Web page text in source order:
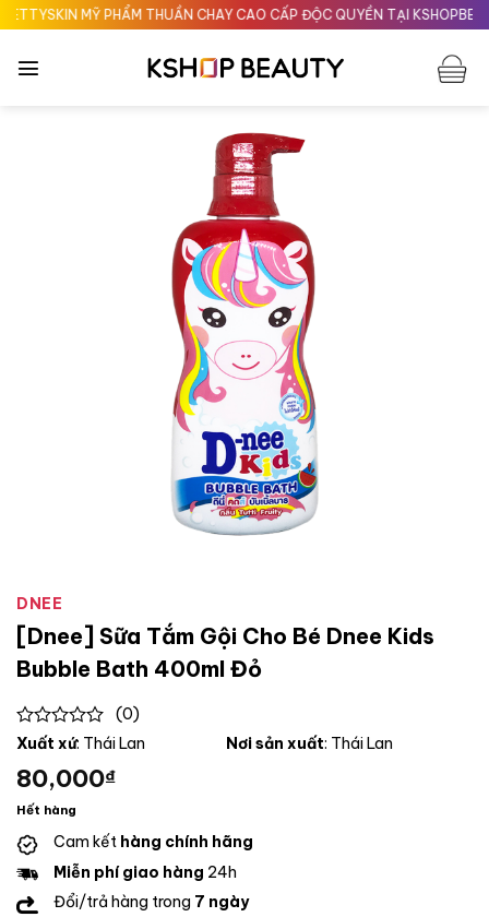
Chuyển
đến
nội
MỸ PHẨM THUẦN CHAY CAO CẤP ĐỘC QUYỀN TẠI
DNEE
[Dnee] Sữa Tắm Gội Cho Bé Dnee Kids
Bubble Bath 400ml Đỏ
0
of
5
(0)
Xuất xứ: Thái Lan Nơi sản xuất: Thái Lan
80,000₫
Hết hàng
Cam kết hàng chính hãng
Miễn phí giao hàng 24h
Đổi/trả hàng trong 7 ngày